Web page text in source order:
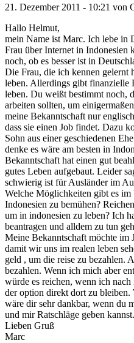
21. Dezember 2011 - 10:21 von
Hallo Helmut,
mein Name ist Marc. Ich lebe in
Frau über Internet in Indonesien
noch, ob es besser ist in
Die Frau, die ich kennen gelernt
leben. Allerdings gibt finanzielle
leben. Du weißt bestimmt noch,
arbeiten sollten, um
meine Bekanntschaft nur
dass sie einen Job findet. Dazu
Sohn aus einer geschiedenen
denke es wäre am besten in
Bekanntschaft hat einen gut
gutes Leben aufgebaut. Leider
schwierig ist für Ausländer im
Welche Möglichkeiten gibt es
Indonesien zu bemühen?
um in indonesien zu leben? Ich
beantragen und alldem zu tun
Meine Bekanntschaft möchte im
damit wir uns im realen leben
geld , um die reise zu bezahlen.
bezahlen. Wenn ich mich aber
würde es reichen, wenn ich
der option direkt dort zu bleiben.
wäre dir sehr dankbar, wenn du
und mir Ratschläge geben kannst.
Lieben Gruß
Marc